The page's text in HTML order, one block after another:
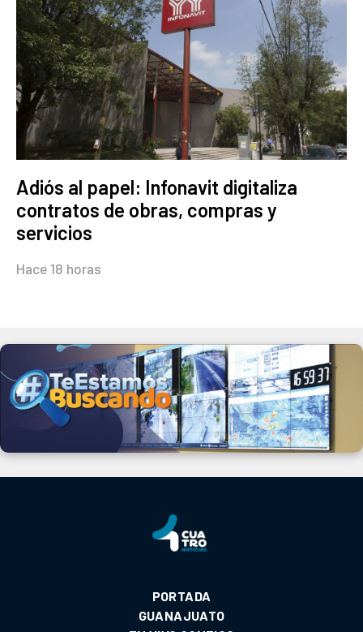
Adiós al papel: Infonavit digitaliza
contratos de obras, compras y
servicios
Hace 18 horas
PORTADA
GUANAJUATO